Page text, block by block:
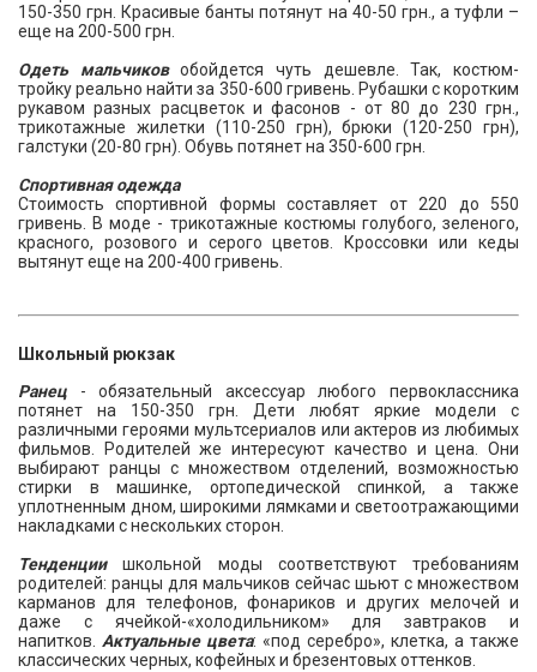
150-350 грн. Красивые банты потянут на 40-50 грн., а туфли –
еще на 200-500 грн.
Одеть мальчиковобойдется чуть дешевле. Так, костюм-
тройку реально найти за 350-600 гривень. Рубашки с коротким
рукавом разных расцветок и фасонов - от 80 до 230 грн.,
трикотажные жилетки (110-250 грн), брюки (120-250 грн),
галстуки (20-80 грн). Обувь потянет на 350-600 грн.
Спортивная одежда
Стоимость спортивной формы составляет от 220 до 550
гривень. В моде - трикотажные костюмы голубого, зеленого,
красного, розового и серого цветов. Кроссовки или кеды
вытянут еще на 200-400 гривень.
Школьный рюкзак
Ранец - обязательный аксессуар любого первоклассника
потянет на 150-350 грн. Дети любят яркие модели с
различными героями мультсериалов или актеров из любимых
фильмов. Родителей же интересуют качество и цена. Они
выбирают ранцы с множеством отделений, возможностью
стирки в машинке, ортопедической спинкой, а также
уплотненным дном, широкими лямками и светоотражающими
накладками с нескольких сторон.
Тенденциишкольной моды соответствуют требованиям
родителей: ранцы для мальчиков сейчас шьют с множеством
карманов для телефонов, фонариков и других мелочей и
даже с ячейкой-«холодильником» для завтраков и
напитков. Актуальные цвета: «под серебро», клетка, а также
классических черных, кофейных и брезентовых оттенков.